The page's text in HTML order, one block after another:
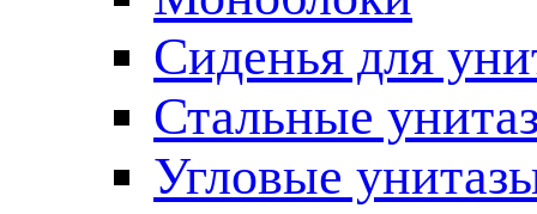
Сиденья для
Стальные
Угловые